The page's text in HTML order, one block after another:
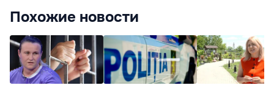
Похожие новости